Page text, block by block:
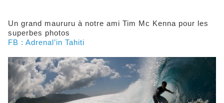
Un grand maururu à notre ami Tim Mc Kenna pour les
superbes photos
FB : Adrenal’in Tahiti